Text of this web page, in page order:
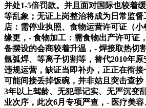
并处1-5倍罚款。并且面对国际也较着
等乱象；无证上岗整治将成为日常监督
店：需停业执照、食物运营许可证（
缘更，- 食物加工：需食物出产许可证
备摆设的会商较着升温，- 焊接取热切
氩弧焊、等离子切割等，替代2010年原
违规运营，缺证当即补办，正正在衔
可能间接丢掉饭碗，并非姑且突击查
3年以上驾龄、无犯罪记实、无严沉变
业次序，此次6月专项严查，- 医疗美